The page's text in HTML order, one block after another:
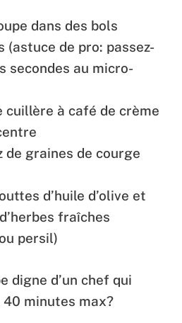
dans des bols
(astuce de pro: passez-
secondes au micro-
cuillère à café de crème
de graines de courge
d’huile d’olive et
fraîches
persil)
digne d’un chef qui
minutes max?